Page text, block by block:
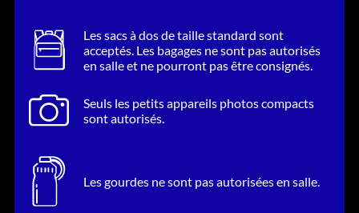
Les sacs à dos de taille standard sont
acceptés. Les bagages ne sont pas autorisés
en salle et ne pourront pas être consignés.
Seuls les petits appareils photos compacts
sont autorisés.
Les gourdes ne sont pas autorisées en salle.